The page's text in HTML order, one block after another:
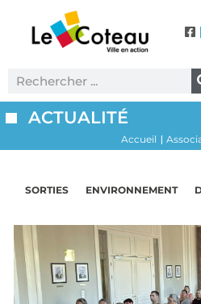
ACTUALITÉ
Accueil |
SORTIES ENVIRONNEMENT